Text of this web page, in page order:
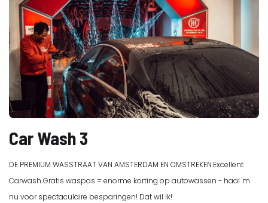
Car Wash 3
DE PREMIUM WASSTRAAT VAN AMSTERDAM EN OMSTREKEN.Excellent
Carwash Gratis waspas = enorme korting op autowassen - haal 'm
nu voor spectaculaire besparingen! Dat wil ik!